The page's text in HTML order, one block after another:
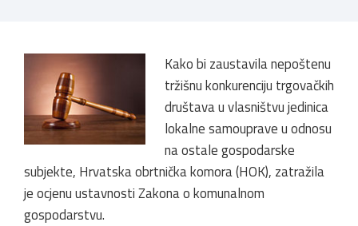
Kako bi zaustavila nepoštenu
tržišnu konkurenciju trgovačkih
društava u vlasništvu jedinica
lokalne samouprave u odnosu
na ostale gospodarske
subjekte, Hrvatska obrtnička komora (HOK), zatražila
je ocjenu ustavnosti Zakona o komunalnom
gospodarstvu.